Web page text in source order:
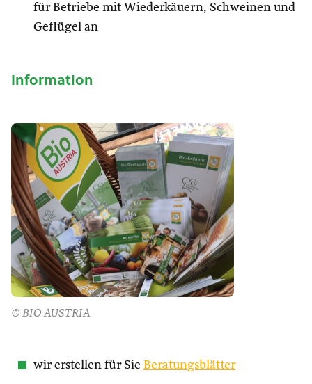
für Betriebe mit Wiederkäuern, Schweinen und
Geflügel an
Information
© BIO AUSTRIA
wir erstellen für Sie Beratungsblätter